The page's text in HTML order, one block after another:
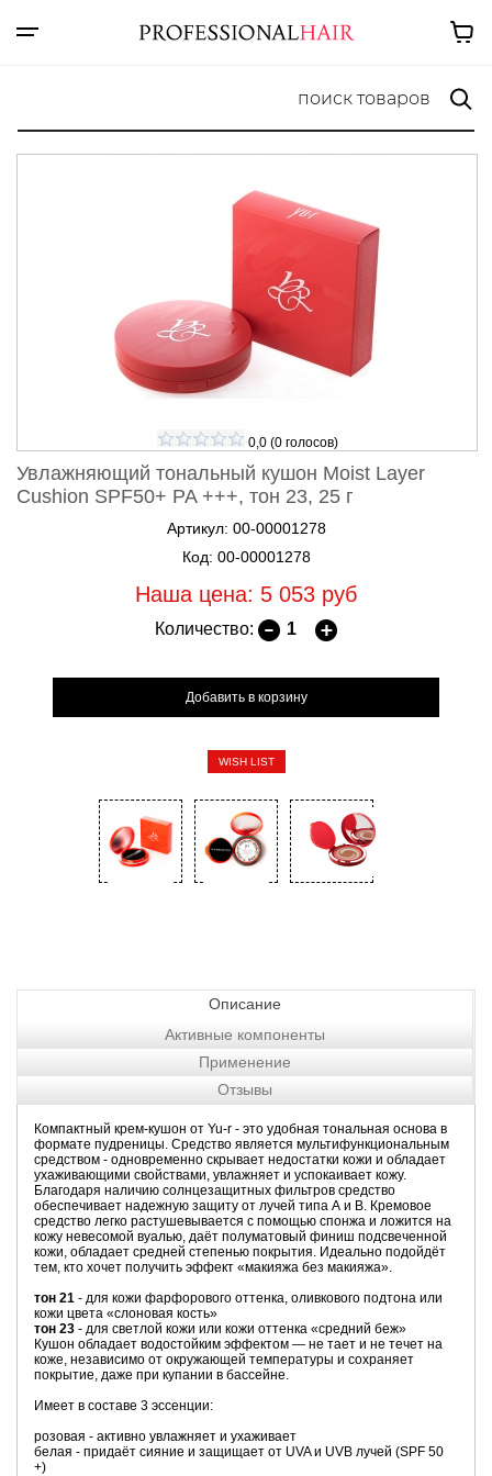
0,0(0голосов)
Увлажняющий тональный кушон Moist Layer
Cushion SPF50+ PA +++, тон 23, 25 г
Артикул: 00-00001278
Код: 00-00001278
Наша цена: 5 053 руб
Количество:
WISH LIST
Описание
Активные компоненты
Применение
Отзывы
Компактный крем-кушон от Yu-r - это удобная тональная основа в
формате пудреницы. Средство является мультифункциональным
средством - одновременно скрывает недостатки кожи и обладает
ухаживающими свойствами, увлажняет и успокаивает кожу.
Благодаря наличию солнцезащитных фильтров средство
обеспечивает надежную защиту от лучей типа А и В. Кремовое
средство легко растушевывается с помощью спонжа и ложится на
кожу невесомой вуалью, даёт полуматовый финиш подсвеченной
кожи, обладает средней степенью покрытия. Идеально подойдёт
тем, кто хочет получить эффект «макияжа без макияжа».
тон 21 - для кожи фарфорового оттенка, оливкового подтона или
кожи цвета «слоновая кость»
тон 23 - для светлой кожи или кожи оттенка «средний беж»
Кушон обладает водостойким эффектом — не тает и не течет на
коже, независимо от окружающей температуры и сохраняет
покрытие, даже при купании в бассейне.
Имеет в составе 3 эссенции:
розовая - активно увлажняет и ухаживает
белая - придаёт сияние и защищает от UVA и UVB лучей (SPF 50
+)